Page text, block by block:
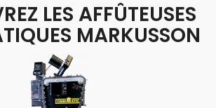
LES AFFÛTEUSES
MARKUSSON